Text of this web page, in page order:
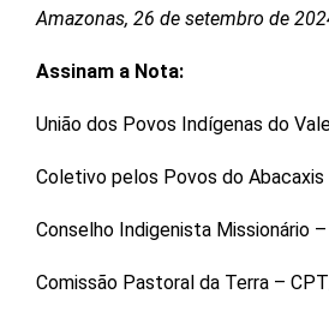
Amazonas, 26 de setembro de
Assinam a Nota:
União dos Povos Indígenas do
Coletivo pelos Povos do Abacaxis
Conselho Indigenista Missionário –
Comissão Pastoral da Terra –